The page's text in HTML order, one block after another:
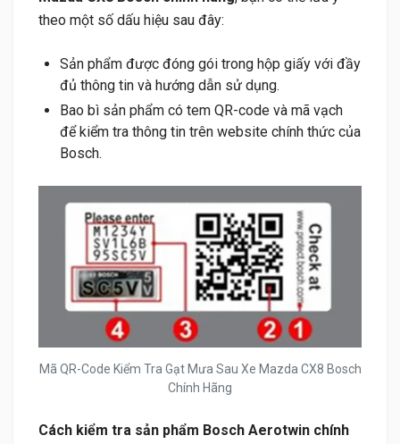
theo một số dấu hiệu sau đây:
Sản phẩm được đóng gói trong hộp giấy với đầy
đủ thông tin và hướng dẫn sử dụng.
Bao bì sản phẩm có tem QR-code và mã vạch
để kiểm tra thông tin trên website chính thức của
Bosch.
Mã QR-Code Kiểm Tra Gạt Mưa Sau Xe Mazda CX8 Bosch
Chính Hãng
Cách kiểm tra sản phẩm Bosch Aerotwin chính